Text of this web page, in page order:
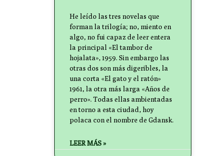
He leído las tres novelas que
forman la trilogía; no, miento en
algo, no fui capaz de leer entera
la principal «El tambor de
hojalata», 1959. Sin embargo las
otras dos son más digeribles, la
una corta «El gato y el ratón»
1961, la otra más larga «Años de
perro». Todas ellas ambientadas
en torno a esta ciudad, hoy
polaca con el nombre de Gdansk.
LEER MÁS »